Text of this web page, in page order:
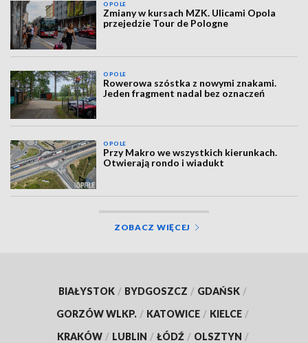
OPOLE
Zmiany w kursach MZK. Ulicami Opola
przejedzie Tour de Pologne
OPOLE
Rowerowa szóstka z nowymi znakami.
Jeden fragment nadal bez oznaczeń
OPOLE
Przy Makro we wszystkich kierunkach.
Otwierają rondo i wiadukt
ZOBACZ WIĘCEJ
BIAŁYSTOK / BYDGOSZCZ / GDAŃSK /
GORZÓW WLKP. / KATOWICE / KIELCE /
KRAKÓW / LUBLIN / ŁÓDŹ / OLSZTYN /